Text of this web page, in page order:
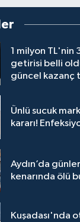
1 milyon TL'nin
getirisi belli
güncel kazanç
Ünlü sucuk
kararı!
Aydın’da
kenarında ölü
Kuşadası'nda